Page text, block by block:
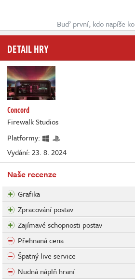
Buď první, kdo napíše
DETAIL HRY
Concord
Firewalk Studios
Platformy:
Vydání: 23. 8. 2024
Naše recenze
Grafika
Zpracování postav
Zajímavé schopnosti postav
Přehnaná cena
Špatný live service
Nudná náplň hraní